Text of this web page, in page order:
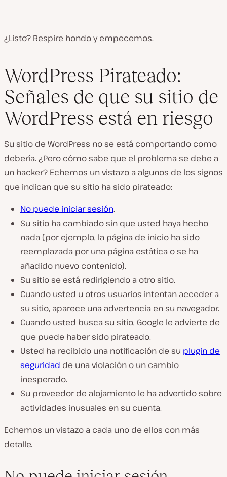
¿Listo? Respire hondo y empecemos.
WordPress Pirateado:
Señales de que su sitio de
WordPress está en riesgo
Su sitio de WordPress no se está comportando como
debería. ¿Pero cómo sabe que el problema se debe a
un hacker? Echemos un vistazo a algunos de los signos
que indican que su sitio ha sido pirateado:
No puede iniciar sesión.
Su sitio ha cambiado sin que usted haya hecho
nada (por ejemplo, la página de inicio ha sido
reemplazada por una página estática o se ha
añadido nuevo contenido).
Su sitio se está redirigiendo a otro sitio.
Cuando usted u otros usuarios intentan acceder a
su sitio, aparece una advertencia en su navegador.
Cuando usted busca su sitio, Google le advierte de
que puede haber sido pirateado.
Usted ha recibido una notificación de su plugin de
seguridad de una violación o un cambio
inesperado.
Su proveedor de alojamiento le ha advertido sobre
actividades inusuales en su cuenta.
Echemos un vistazo a cada uno de ellos con más
detalle.